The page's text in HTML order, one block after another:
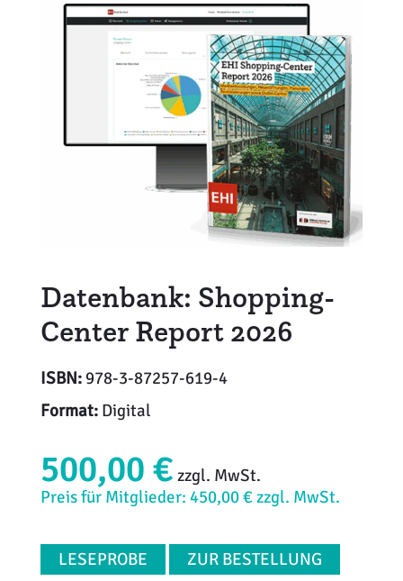
Datenbank: Shopping-
Center Report 2026
ISBN:978-3-87257-619-4
Format:Digital
500,00 € zzgl. MwSt.
Preis für Mitglieder: 450,00 € zzgl. MwSt.
LESEPROBE ZUR BESTELLUNG
Weiterbildung
Inventurdifferenzen + Sicherheit
Ladenplanung + Einrichtung
Payment
Personal
Public Relations
EHI LAB